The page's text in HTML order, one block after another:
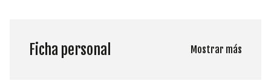
Ficha personal Mostrar más